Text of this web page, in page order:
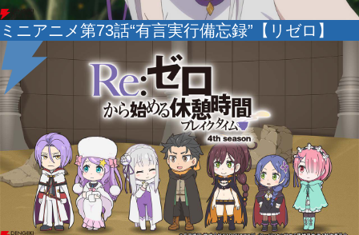
ミニアニメ第73話“有言実行備忘録”【リゼロ】